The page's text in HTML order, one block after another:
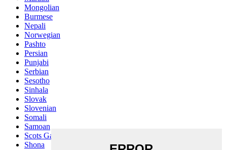
Mongolian
Burmese
Nepali
Norwegian
Pashto
Persian
Punjabi
Serbian
Sesotho
Sinhala
Slovak
Slovenian
Somali
Samoan
Scots Gaelic
Shona